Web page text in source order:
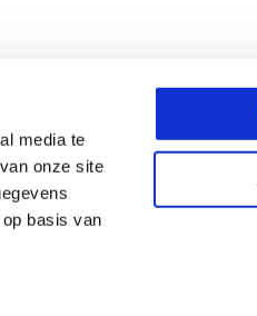
media te
onze site
basis van